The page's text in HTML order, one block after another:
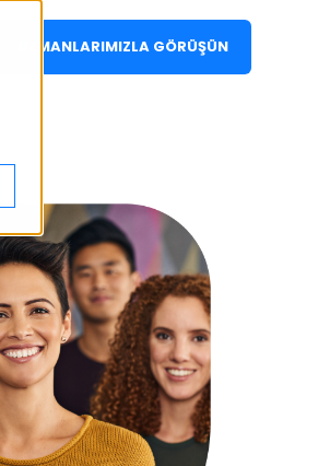
UZMANLARIMIZLA GÖRÜŞÜN